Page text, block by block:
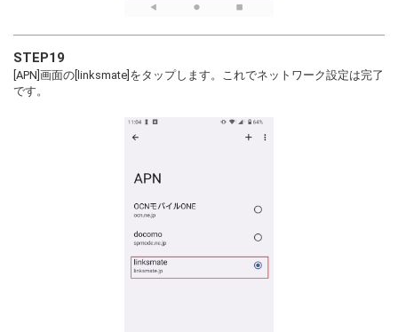
STEP19
[APN]画面の[linksmate]をタップします。これでネットワーク設定は完了
です。